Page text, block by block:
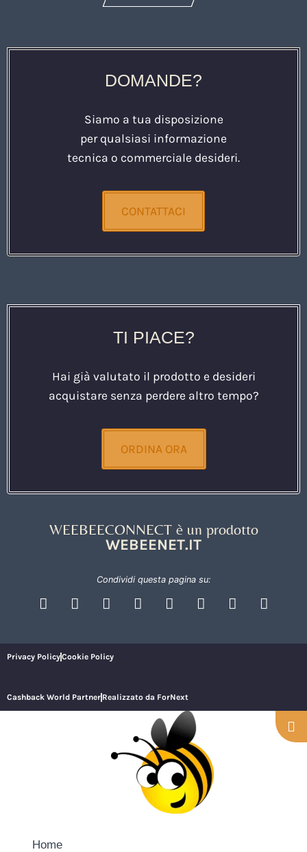
DOMANDE?
Siamo a tua disposizione
per qualsiasi informazione
tecnica o commerciale desideri.
CONTATTACI
TI PIACE?
Hai già valutato il prodotto e desideri
acquistare senza perdere altro tempo?
ORDINA ORA
WEEBEECONNECT è un prodotto
WEBEENET.IT
Condividi questa pagina su:
Privacy PolicyCookie Policy
Cashback World Partner Realizzato da ForNext
Home